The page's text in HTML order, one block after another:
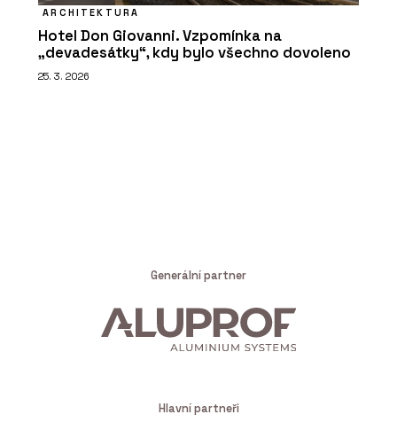
ARCHITEKTURA
Hotel Don Giovanni. Vzpomínka na
„devadesátky“, kdy bylo všechno dovoleno
25. 3. 2026
Generální partner
Hlavní partneři